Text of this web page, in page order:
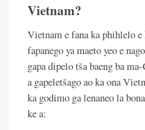
Vietnam?
Vietnam e fana ka phihlelo
fapanego ya maeto yeo e
gapa dipelo tša baeng ba
a gapeletšago ao ka ona
ka godimo ga lenaneo la
ke a: